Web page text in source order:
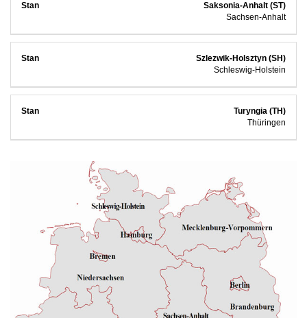
Saksonia-Anhalt (ST)
Sachsen-Anhalt
Szlezwik-Holsztyn (SH)
Schleswig-Holstein
Turyngia (TH)
Thüringen